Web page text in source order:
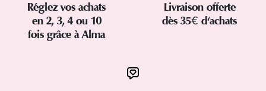
Réglez vos achats
en 2, 3, 4 ou 10
fois grâce à Alma
Livraison offerte
dès 35€ d'achats